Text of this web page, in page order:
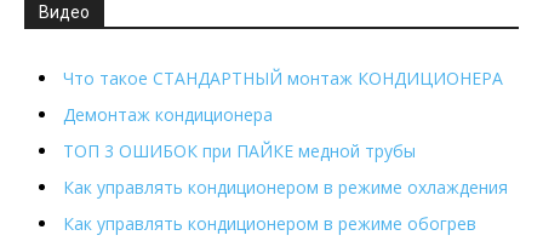
Видео
Что такое СТАНДАРТНЫЙ монтаж КОНДИЦИОНЕРА
Демонтаж кондиционера
ТОП 3 ОШИБОК при ПАЙКЕ медной трубы
Как управлять кондиционером в режиме охлаждения
Как управлять кондиционером в режиме обогрев